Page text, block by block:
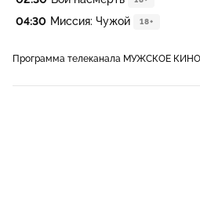
04:30 Миссия: Чужой 18+
Программа телеканала МУЖСКОЕ